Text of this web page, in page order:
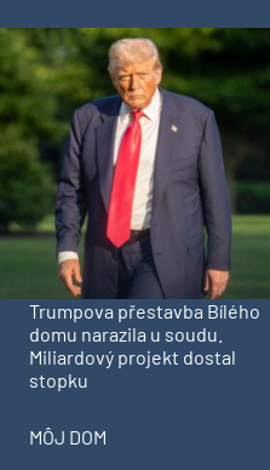
Trumpova přestavba Bílého
domu narazila u soudu.
Miliardový projekt dostal
stopku
MÔJ DOM